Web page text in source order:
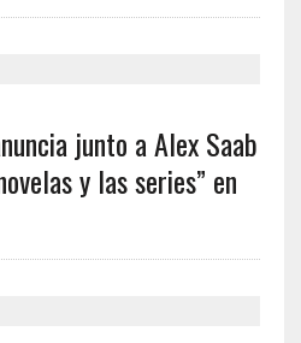
junto a Alex Saab
y las series” en